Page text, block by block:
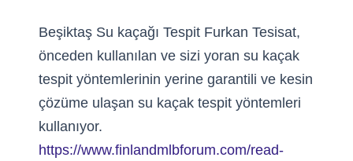
Beşiktaş Su kaçağı Tespit Furkan Tesisat,
önceden kullanılan ve sizi yoran su kaçak
tespit yöntemlerinin yerine garantili ve kesin
çözüme ulaşan su kaçak tespit yöntemleri
kullanıyor.
https://www.finlandmlbforum.com/read-